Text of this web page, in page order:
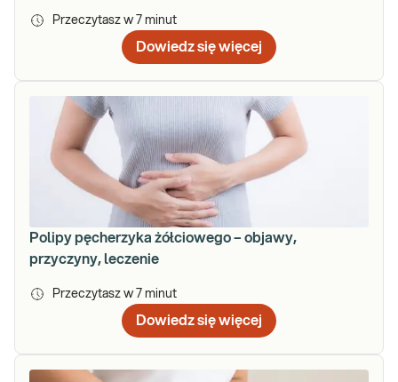
Przeczytasz w 7 minut
Dowiedz się więcej
Polipy pęcherzyka żółciowego – objawy,
przyczyny, leczenie
Przeczytasz w 7 minut
Dowiedz się więcej